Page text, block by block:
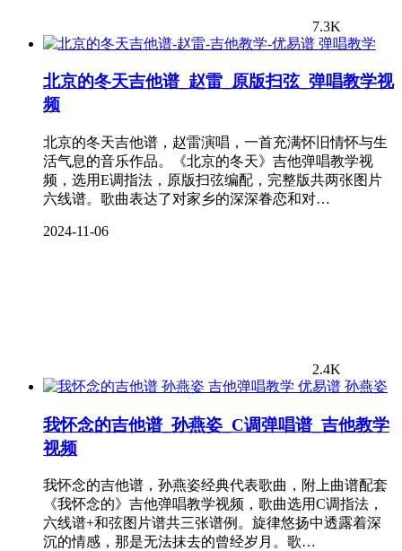
7.3K
弹唱教学
北京的冬天吉他谱_赵雷_原版扫弦_弹唱教学视
频
北京的冬天吉他谱，赵雷演唱，一首充满怀旧情怀与生
活气息的音乐作品。《北京的冬天》吉他弹唱教学视
频，选用E调指法，原版扫弦编配，完整版共两张图片
六线谱。歌曲表达了对家乡的深深眷恋和对…
2024-11-06
2.4K
孙燕姿
我怀念的吉他谱_孙燕姿_C调弹唱谱_吉他教学
视频
我怀念的吉他谱，孙燕姿经典代表歌曲，附上曲谱配套
《我怀念的》吉他弹唱教学视频，歌曲选用C调指法，
六线谱+和弦图片谱共三张谱例。旋律悠扬中透露着深
沉的情感，那是无法抹去的曾经岁月。歌…